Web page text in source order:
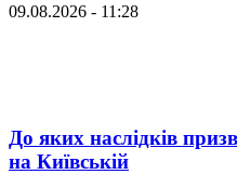
09.08.2026 - 11:28
До яких наслідків
на Київській